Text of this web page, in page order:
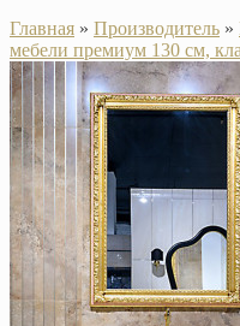
Главная » Производитель »
мебели премиум 130 см,